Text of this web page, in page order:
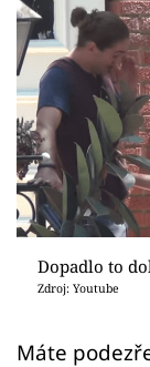
Videa
Sledujte
Sledujte nás
Dopadlo to
Zdroj: Youtube
Máte